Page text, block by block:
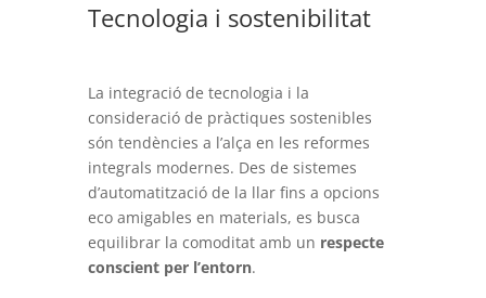
Tecnologia i sostenibilitat
La integració de tecnologia i la
consideració de pràctiques sostenibles
són tendències a l’alça en les reformes
integrals modernes. Des de sistemes
d’automatització de la llar fins a opcions
eco amigables en materials, es busca
equilibrar la comoditat amb un respecte
conscient per l’entorn.